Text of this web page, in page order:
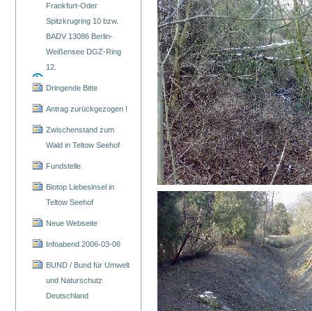
Frankfurt-Oder
Spitzkrugring 10 bzw.
BADV 13086 Berlin-
Weißensee DGZ-Ring
12.
Dringende Bitte
Antrag zurückgezogen !
Zwischenstand zum
Wald in Teltow Seehof
Fundstelle
Biotop Liebesinsel in
Teltow Seehof
Neue Webseite
Infoabend 2006-03-06
BUND / Bund für Umwelt
und Naturschutz
Deutschland